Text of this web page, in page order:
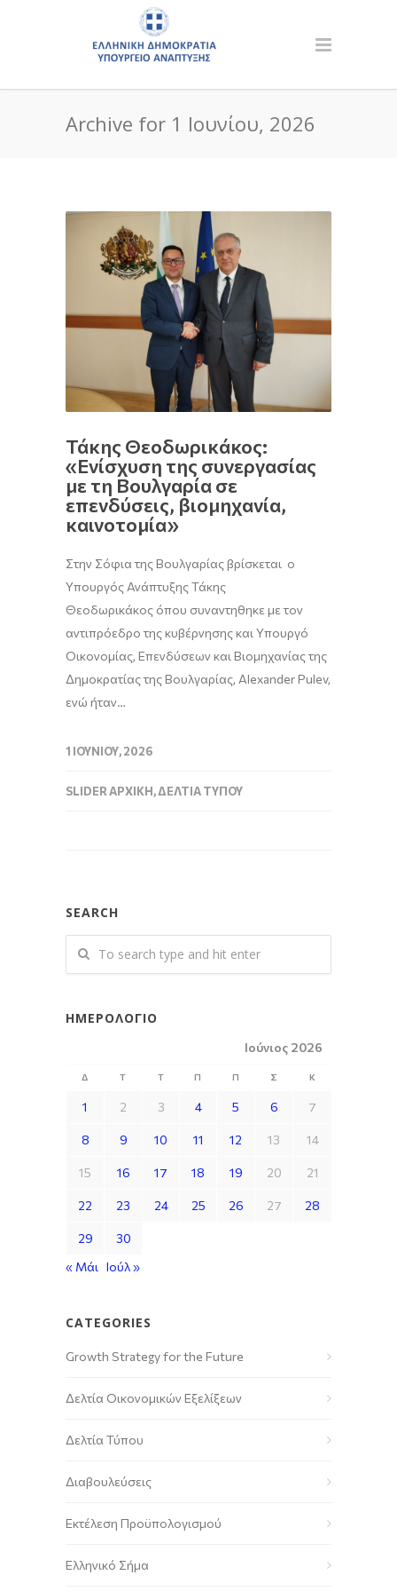
Archive for 1 Ιουνίου, 2026
Τάκης Θεοδωρικάκος:
«Ενίσχυση της συνεργασίας
με τη Βουλγαρία σε
επενδύσεις, βιομηχανία,
καινοτομία»
Στην Σόφια της Βουλγαρίας βρίσκεται ο
Υπουργός Ανάπτυξης Τάκης
Θεοδωρικάκος όπου συναντηθηκε με τον
αντιπρόεδρο της κυβέρνησης και Υπουργό
Οικονομίας, Επενδύσεων και Βιομηχανίας της
Δημοκρατίας της Βουλγαρίας, Alexander Pulev,
ενώ ήταν…
1 ΙΟΥΝΊΟΥ, 2026
SLIDER ΑΡΧΙΚΉ,ΔΕΛΤΊΑ ΤΎΠΟΥ
SEARCH
ΗΜΕΡΟΛΌΓΙΟ
Ιούνιος 2026
Δ Τ Τ Π Π Σ Κ
1 2 3 4 5 6 7
8 9 10 11 12 13 14
15 16 17 18 19 20 21
22 23 24 25 26 27 28
29
30
« Μάι Ιούλ »
CATEGORIES
Growth Strategy for the Future
Δελτία Οικονομικών Εξελίξεων
Δελτία Τύπου
Διαβουλεύσεις
Εκτέλεση Προϋπολογισμού
Ελληνικό Σήμα